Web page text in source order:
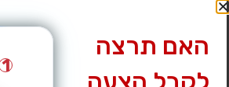
לחץ לצפייה במס’ טלפון »
האם תרצה
1